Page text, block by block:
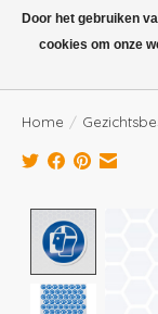
Boven de €100,- gratis
Home /
Door het gebruiken
cookies om onze